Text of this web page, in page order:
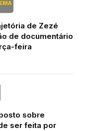
de Zezé
de documentário
feira
sobre
ser feita por